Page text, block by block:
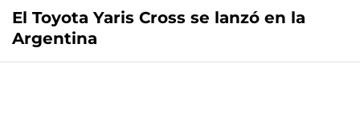
El Toyota Yaris Cross se lanzó en la
Argentina